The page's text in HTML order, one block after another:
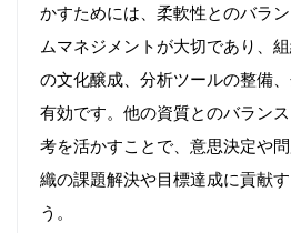
かすためには、柔軟性とのバラ
ムマネジメントが大切であり、
の文化醸成、分析ツールの整備
有効です。他の資質とのバラン
考を活かすことで、意思決定や
織の課題解決や目標達成に貢献
う。